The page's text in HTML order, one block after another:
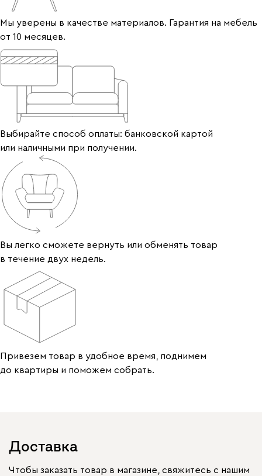
Мы уверены в качестве материалов. Гарантия на мебель
от 10 месяцев.
Выбирайте способ оплаты: банковской картой
или наличными при получении.
Вы легко сможете вернуть или обменять товар
в течение двух недель.
Привезем товар в удобное время, поднимем
до квартиры и поможем собрать.
Доставка
Чтобы заказать товар в магазине, свяжитесь с нашим